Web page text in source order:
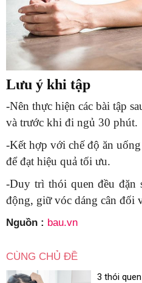
Lưu ý khi tập
-Nên thực hiện các bài tập
và trước khi đi ngủ 30 phút.
-Kết hợp với chế độ ăn
để đạt hiệu quả tối ưu.
-Duy trì thói quen đều đặn
động, giữ vóc dáng cân đối
Nguồn : bau.vn
CÙNG CHỦ ĐỀ
3 thói